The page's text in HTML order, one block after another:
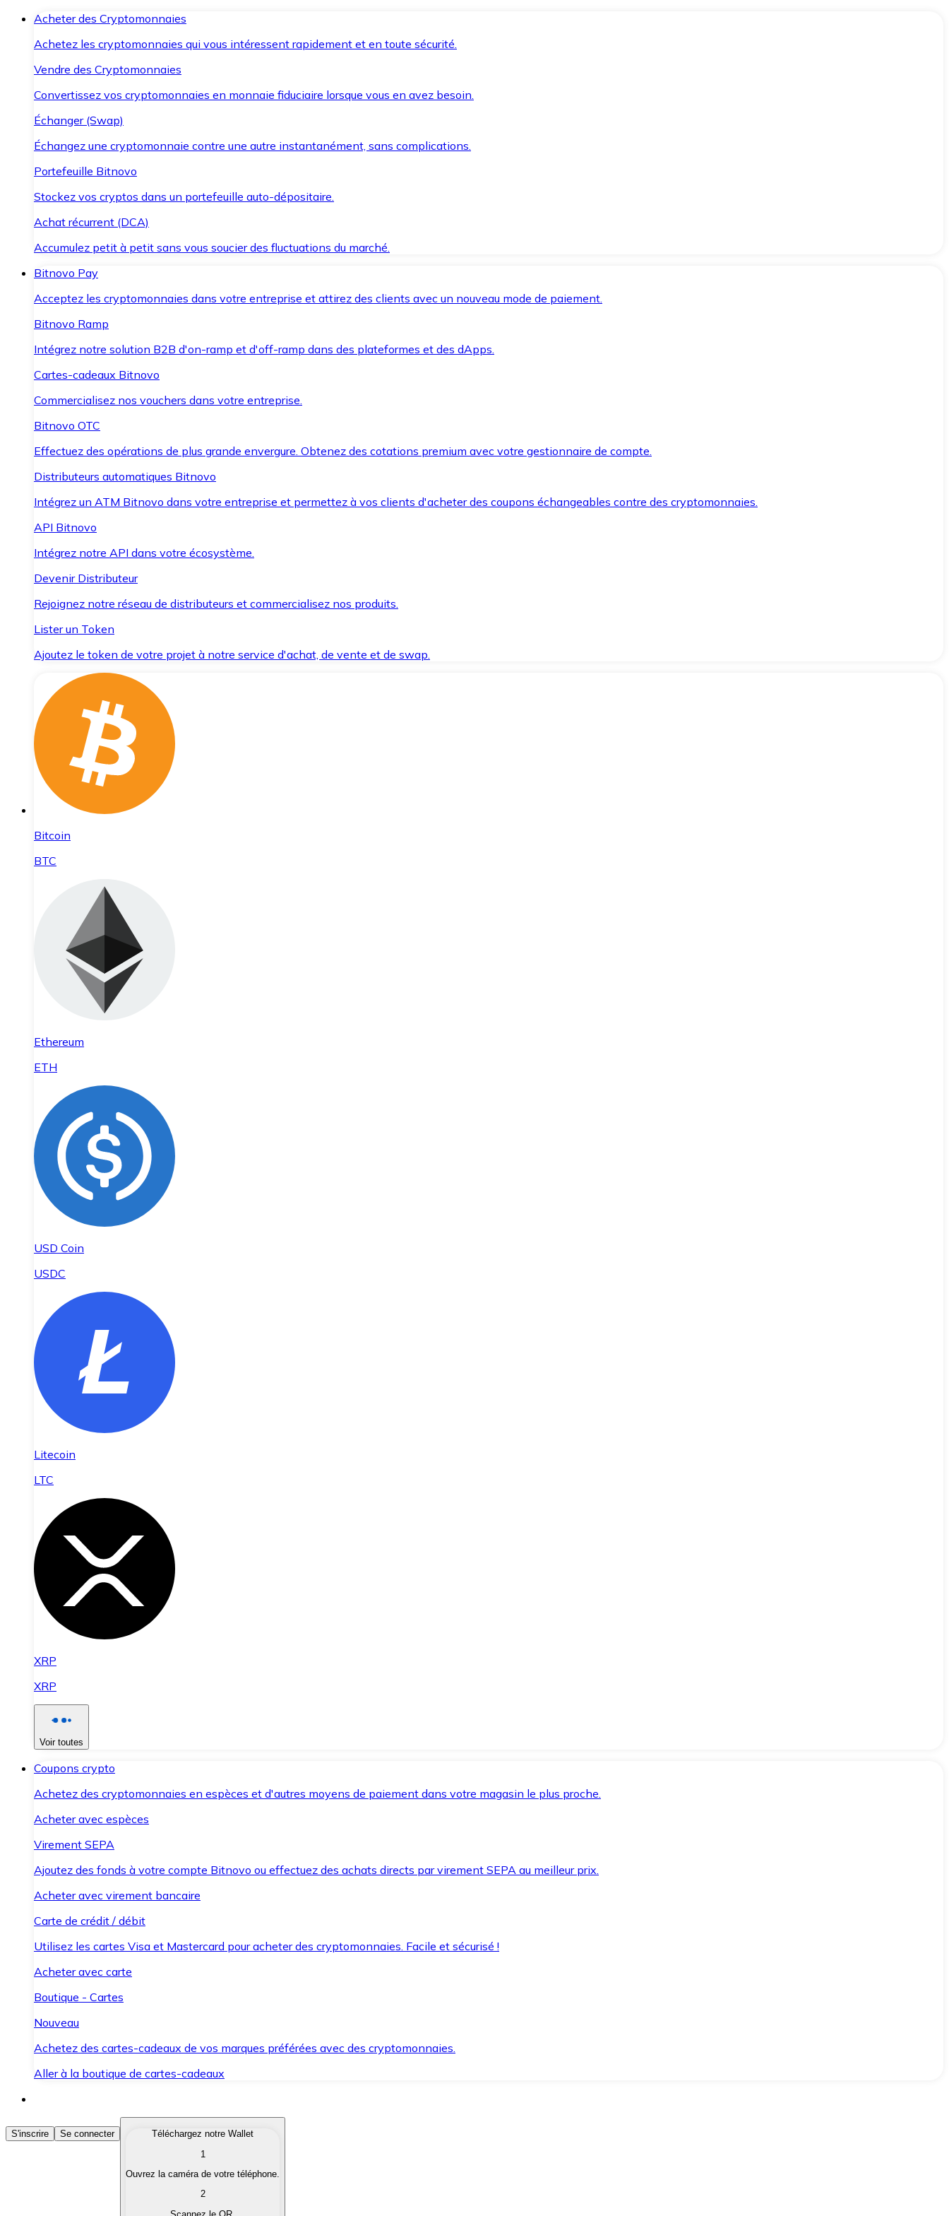
Acheter des Cryptomonnaies
Achetez les cryptomonnaies qui vous intéressent rapidement et en toute sécurité.
Vendre des Cryptomonnaies
Convertissez vos cryptomonnaies en monnaie fiduciaire lorsque vous en avez besoin.
Échanger (Swap)
Échangez une cryptomonnaie contre une autre instantanément, sans complications.
Portefeuille Bitnovo
Stockez vos cryptos dans un portefeuille auto-dépositaire.
Achat récurrent (DCA)
Accumulez petit à petit sans vous soucier des fluctuations du marché.
Bitnovo Pay
Acceptez les cryptomonnaies dans votre entreprise et attirez des clients avec un nouveau mode de paiement.
Bitnovo Ramp
Intégrez notre solution B2B d'on-ramp et d'off-ramp dans des plateformes et des dApps.
Cartes-cadeaux Bitnovo
Commercialisez nos vouchers dans votre entreprise.
Bitnovo OTC
Effectuez des opérations de plus grande envergure. Obtenez des cotations premium avec votre gestionnaire de compte.
Distributeurs automatiques Bitnovo
Intégrez un ATM Bitnovo dans votre entreprise et permettez à vos clients d'acheter des coupons échangeables contre des cryptomonnaies.
API Bitnovo
Intégrez notre API dans votre écosystème.
Devenir Distributeur
Rejoignez notre réseau de distributeurs et commercialisez nos produits.
Lister un Token
Ajoutez le token de votre projet à notre service d'achat, de vente et de swap.
Bitcoin
BTC
Ethereum
ETH
USD Coin
USDC
Litecoin
LTC
XRP
XRP
Voir toutes
Coupons crypto
Achetez des cryptomonnaies en espèces et d'autres moyens de paiement dans votre magasin le plus proche.
Acheter avec espèces
Virement SEPA
Ajoutez des fonds à votre compte Bitnovo ou effectuez des achats directs par virement SEPA au meilleur prix.
Acheter avec virement bancaire
Carte de crédit / débit
Utilisez les cartes Visa et Mastercard pour acheter des cryptomonnaies. Facile et sécurisé !
Acheter avec carte
Boutique - Cartes
Nouveau
Achetez des cartes-cadeaux de vos marques préférées avec des cryptomonnaies.
Aller à la boutique de cartes-cadeaux
Acheter des Cryptomonnaies
Achetez les cryptomonnaies qui vous intéressent rapidement et en toute sécurité.
Convertissez vos cryptomonnaies en monnaie fiduciaire lorsque vous en avez besoin.
S'inscrire Se connecter
Téléchargez notre Wallet
1
Ouvrez la caméra de votre téléphone.
2